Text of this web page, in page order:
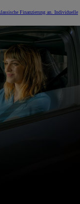
Finanzierung an. Individuelle